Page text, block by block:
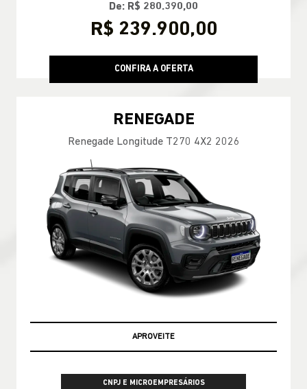
De: R$ 280.390,00
R$ 239.900,00
CONFIRA A OFERTA
RENEGADE
Renegade Longitude T270 4X2 2026
OPORTUNIDADE
CNPJ E MICROEMPRESÁRIOS